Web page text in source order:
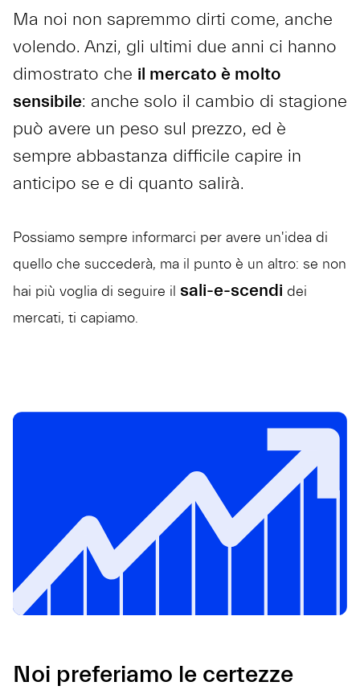
Ma noi non sapremmo dirti come, anche
volendo. Anzi, gli ultimi due anni ci hanno
dimostrato che il mercato è molto
sensibile: anche solo il cambio di stagione
può avere un peso sul prezzo, ed è
sempre abbastanza difficile capire in
anticipo se e di quanto salirà.
Possiamo sempre informarci per avere un'idea di
quello che succederà, ma il punto è un altro: se non
hai più voglia di seguire il sali-e-scendi dei
mercati, ti capiamo.
Noi preferiamo le certezze